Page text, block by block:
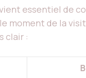
essentiel de
moment de la
clair :